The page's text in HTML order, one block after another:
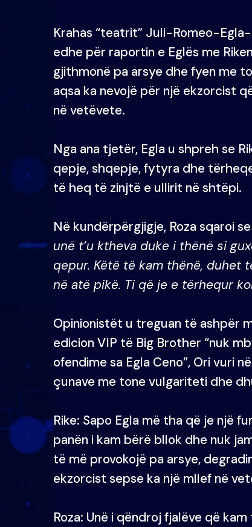
Krahas “teatrit” Juli-Romeo-
edhe për raportin e Eglës me
gjithmonë pa arsye dhe fyen me
aqsa ka nevojë për një ekzorcist
në vetëvete.
Nga ana tjetër, Egla u shpreh se
qepje, shqepje, fytyra dhe
të heq të zinjtë e ullirit në shtëpi.
Në kundërpërgjigje, Roza sqaroi se
unë t’u ktheva duke i thënë si
qepur. Këtë të kam thënë,
në atë pikë. Ti që je e tërhequr
Opinionistët u treguan të ashpër
edicion VIP të Big Brother “nuk
ofendime sa Egla Ceno”, Ori vuri
çunave me tone vulgariteti dhe
Rike: Sapo Egla më tha që je një
panën i kam bërë bllok dhe nuk
të më provokojë pa arsye,
ekzorcist sepse ka një mllef në
Roza: Unë i qëndroj fjalëve që